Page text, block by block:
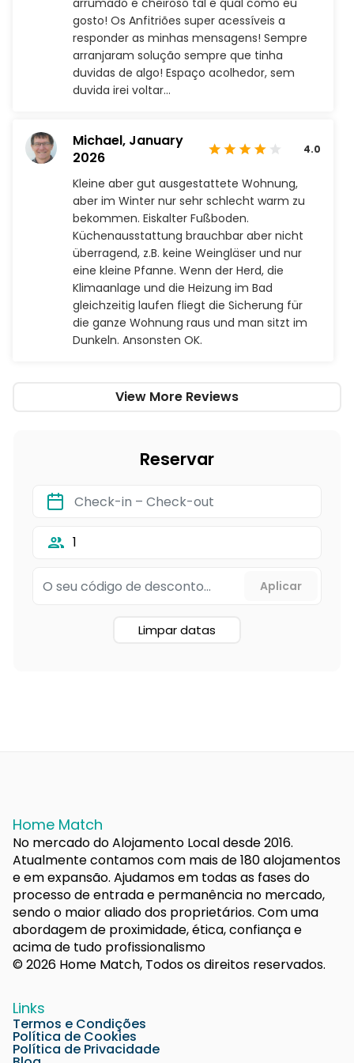
arrumado e cheiroso tal e qual como eu
gosto! Os Anfitriões super acessíveis a
responder as minhas mensagens! Sempre
arranjaram solução sempre que tinha
duvidas de algo! Espaço acolhedor, sem
duvida irei voltar…
Michael, January
2026
4.0
Kleine aber gut ausgestattete Wohnung,
aber im Winter nur sehr schlecht warm zu
bekommen. Eiskalter Fußboden.
Küchenausstattung brauchbar aber nicht
überragend, z.B. keine Weingläser und nur
eine kleine Pfanne. Wenn der Herd, die
Klimaanlage und die Heizung im Bad
gleichzeitig laufen fliegt die Sicherung für
die ganze Wohnung raus und man sitzt im
Dunkeln. Ansonsten OK.
View More Reviews
Reservar
1
Limpar datas
Home Match
No mercado do Alojamento Local desde 2016.
Atualmente contamos com mais de 180 alojamentos
e em expansão. Ajudamos em todas as fases do
processo de entrada e permanência no mercado,
sendo o maior aliado dos proprietários. Com uma
abordagem de proximidade, ética, confiança e
acima de tudo profissionalismo
© 2026 Home Match, Todos os direitos reservados.
Links
Termos e Condições
Política de Cookies
Política de Privacidade